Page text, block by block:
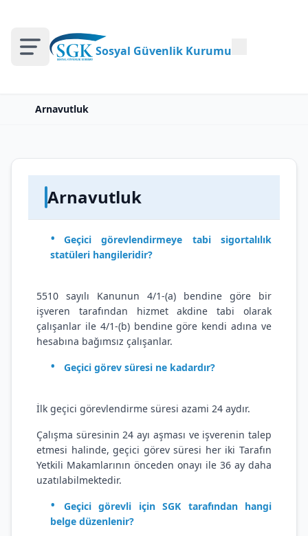
Sosyal Güvenlik Kurumu
Arnavutluk
Arnavutluk
Geçici görevlendirmeye tabi sigortalılık
statüleri hangileridir?
5510 sayılı Kanunun 4/1-(a) bendine göre bir
işveren tarafından hizmet akdine tabi olarak
çalışanlar ile 4/1-(b) bendine göre kendi adına ve
hesabına bağımsız çalışanlar.
Geçici görev süresi ne kadardır?
İlk geçici görevlendirme süresi azami 24 aydır.
Çalışma süresinin 24 ayı aşması ve işverenin talep
etmesi halinde, geçici görev süresi her iki Tarafın
Yetkili Makamlarının önceden onayı ile 36 ay daha
uzatılabilmektedir.
Geçici görevli için SGK tarafından hangi
belge düzenlenir?